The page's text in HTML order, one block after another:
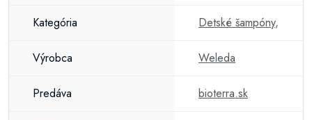
Kategória Detské šampóny,
Výrobca Weleda
Predáva bioterra.sk